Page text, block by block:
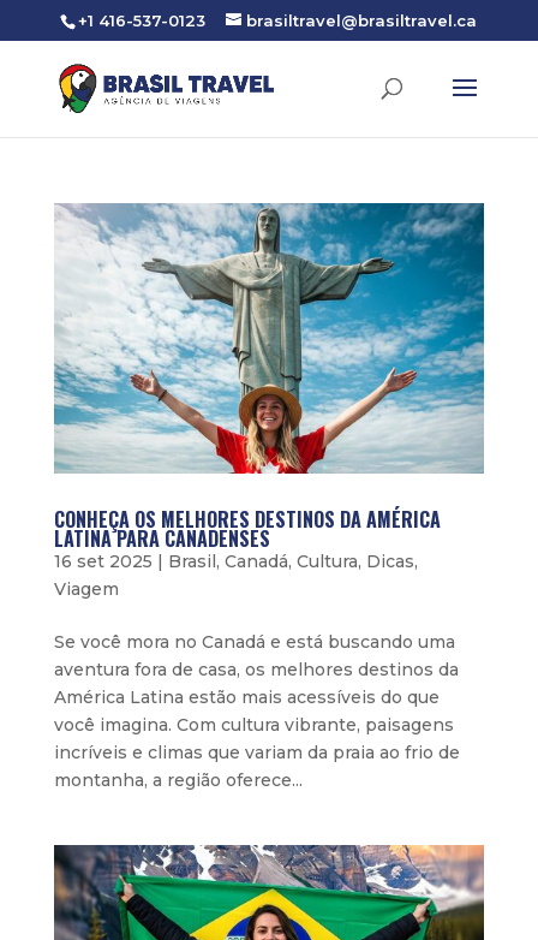
+1 416-537-0123 brasiltravel@brasiltravel.ca
CONHEÇA OS MELHORES DESTINOS DA AMÉRICA
LATINA PARA CANADENSES
16 set 2025 Brasil , Canadá, Cultura, Dicas,
Viagem
Se você mora no Canadá e está buscando uma
aventura fora de casa, os melhores destinos da
América Latina estão mais acessíveis do que
você imagina. Com cultura vibrante, paisagens
incríveis e climas que variam da praia ao frio de
montanha, a região oferece...